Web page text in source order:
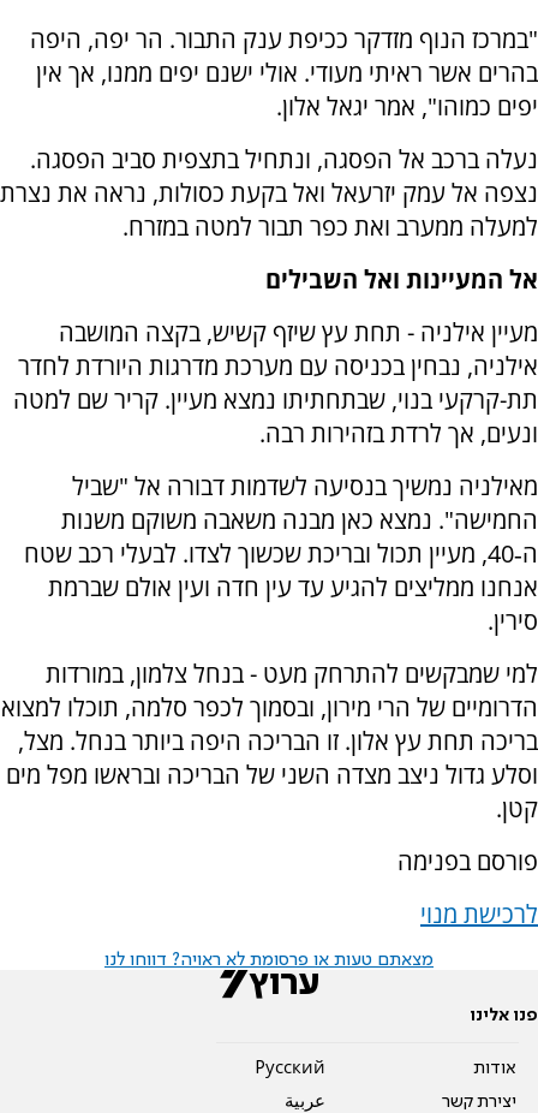
"במרכז הנוף מזדקר ככיפת ענק התבור. הר יפה, היפה
בהרים אשר ראיתי מעודי. אולי ישנם יפים ממנו, אך אין
יפים כמוהו", אמר יגאל אלון.
נעלה ברכב אל הפסגה, ונתחיל בתצפית סביב הפסגה.
נצפה אל עמק יזרעאל ואל בקעת כסולות, נראה את נצרת
למעלה ממערב ואת כפר תבור למטה במזרח.
אל המעיינות ואל השבילים
מעיין אילניה - תחת עץ שיזף קשיש, בקצה המושבה
אילניה, נבחין בכניסה עם מערכת מדרגות היורדת לחדר
תת-קרקעי בנוי, שבתחתיתו נמצא מעיין. קריר שם למטה
ונעים, אך לרדת בזהירות רבה.
מאילניה נמשיך בנסיעה לשדמות דבורה אל "שביל
החמישה". נמצא כאן מבנה משאבה משוקם משנות
ה‑40, מעיין תכול ובריכת שכשוך לצדו. לבעלי רכב שטח
אנחנו ממליצים להגיע עד עין חדה ועין אולם שברמת
סירין.
למי שמבקשים להתרחק מעט - בנחל צלמון, במורדות
הדרומיים של הרי מירון, ובסמוך לכפר סלמה, תוכלו למצוא
בריכה תחת עץ אלון. זו הבריכה היפה ביותר בנחל. מצל,
וסלע גדול ניצב מצדה השני של הבריכה ובראשו מפל מים
קטן.
פורסם בפנימה
לרכישת מנוי
מצאתם טעות או פרסומת לא ראויה? דווחו לנו
פנו אלינו
אודות
יצירת קשר
Pусский
عربية